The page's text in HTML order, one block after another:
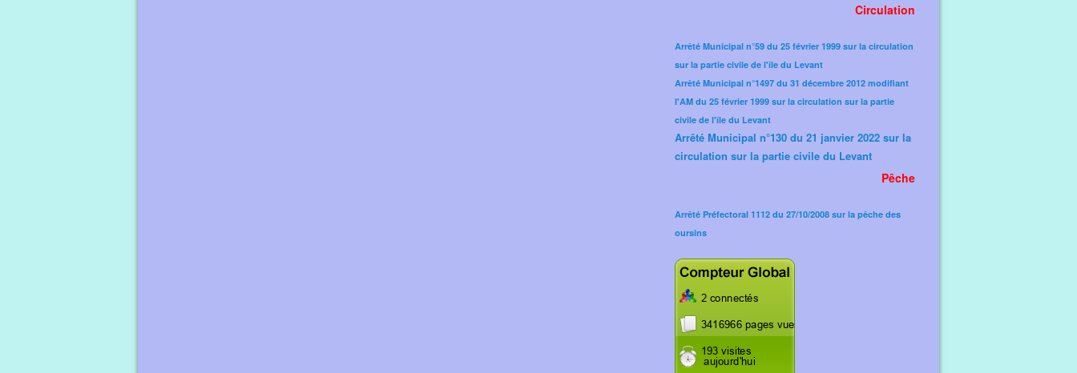
Circulation
Arrêté Municipal n°59 du 25 février 1999 sur la circulation
sur la partie civile de l'île du Levant
Arrêté Municipal n°1497 du 31 décembre 2012 modifiant
l'AM du 25 février 1999 sur la circulation sur la partie
civile de l'île du Levant
Arrêté Municipal n°130 du 21 janvier 2022 sur la
circulation sur la partie civile du Levant
Pêche
Arrêté Préfectoral 1112 du 27/10/2008 sur la pêche des
oursins